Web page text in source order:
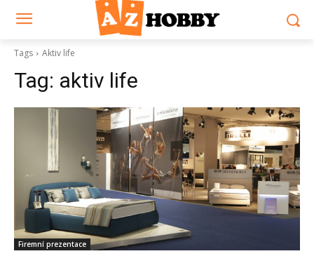
Tags Aktiv life
Tag: aktiv life
Firemní prezentace